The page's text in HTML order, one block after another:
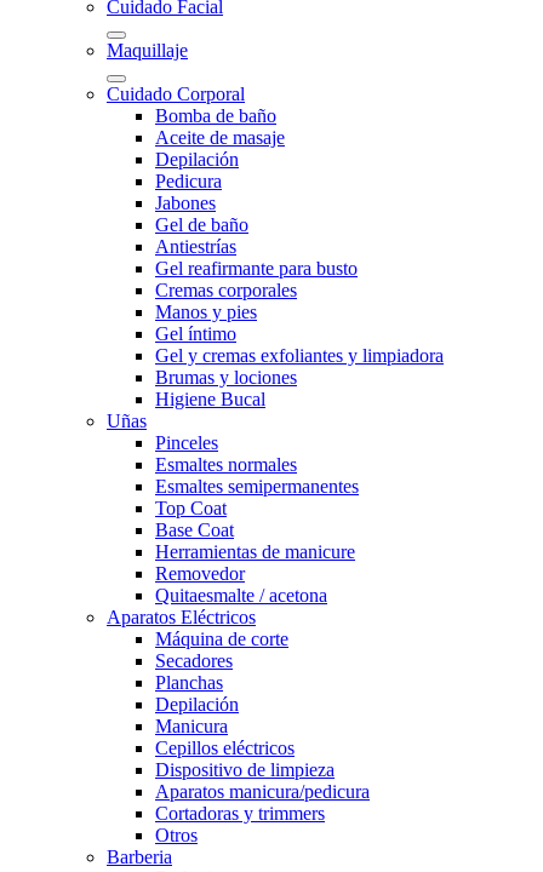
Cuidado Facial
Maquillaje
Cuidado Corporal
Bomba de baño
Aceite de masaje
Depilación
Pedicura
Jabones
Gel de baño
Antiestrías
Gel reafirmante para busto
Cremas corporales
Manos y pies
Gel íntimo
Gel y cremas exfoliantes y limpiadora
Brumas y lociones
Higiene Bucal
Uñas
Pinceles
Esmaltes normales
Esmaltes semipermanentes
Top Coat
Base Coat
Herramientas de manicure
Removedor
Quitaesmalte / acetona
Aparatos Eléctricos
Máquina de corte
Secadores
Planchas
Depilación
Manicura
Cepillos eléctricos
Dispositivo de limpieza
Aparatos manicura/pedicura
Cortadoras y trimmers
Otros
Barberia